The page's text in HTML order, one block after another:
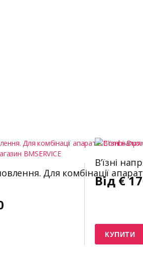
Для комбінації
В’їзні
Від€
КУПИТИ